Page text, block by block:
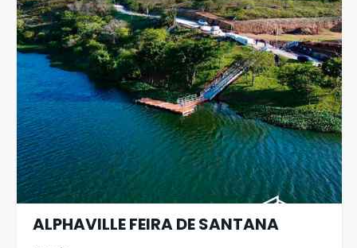
ALPHAVILLE FEIRA DE SANTANA